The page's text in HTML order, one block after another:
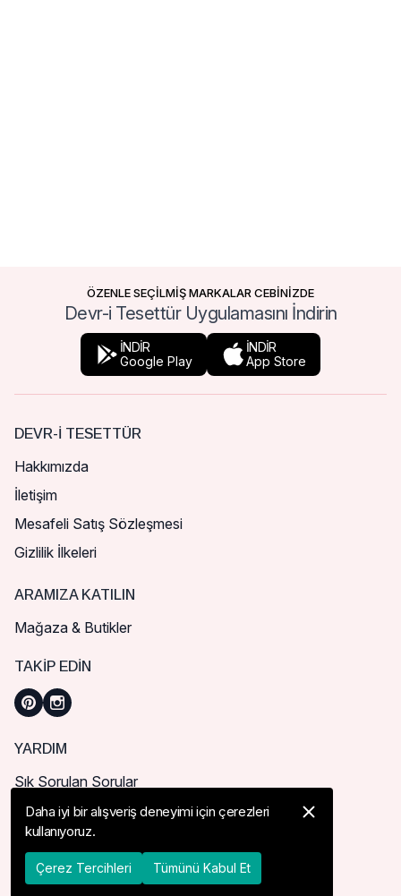
ÖZENLE SEÇİLMİŞ MARKALAR CEBİNİZDE
Devr-i Tesettür Uygulamasını İndirin
İNDİR
Google Play
İNDİR
App Store
DEVR-I TESETTÜR
Hakkımızda
İletişim
Mesafeli Satış Sözleşmesi
Gizlilik İlkeleri
ARAMIZA KATILIN
Mağaza & Butikler
TAKIP EDIN
YARDIM
Sık Sorulan Sorular
Nasıl Sipariş Verebilirim?
Kargo ve Teslimat
İade, İptal ve Değişim
Daha iyi bir alışveriş deneyimi için çerezleri
kullanıyoruz.
Çerez Tercihleri Tümünü Kabul Et